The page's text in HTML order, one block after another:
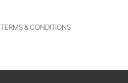
TERMS & CONDITIONS